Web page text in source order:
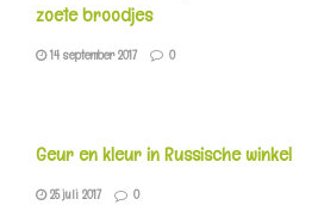
zoete broodjes
14 september 2017 0
Geur en kleur in Russische winkel
25 juli 2017 0